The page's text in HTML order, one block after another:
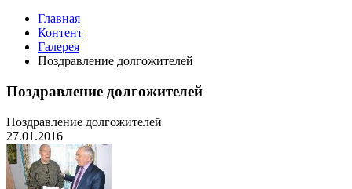
Главная
Контент
Галерея
Поздравление долгожителей
Поздравление долгожителей
Поздравление долгожителей
27.01.2016